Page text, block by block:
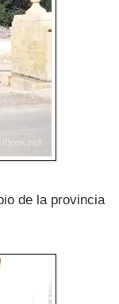
de la provincia